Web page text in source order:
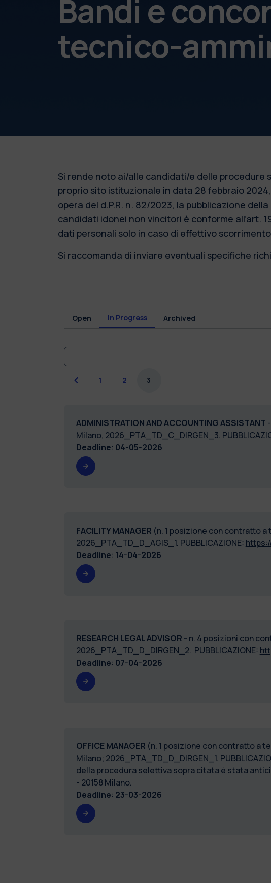
Bandi e
tecnico-
Si rende noto ai/alle candidati/e delle procedure
proprio sito istituzionale in data 28 febbraio
opera del d.P.R. n. 82/2023, la pubblicazione
candidati idonei non vincitori è conforme all’art.
dati personali solo in caso di effettivo
Si raccomanda di inviare eventuali specifiche
Open In Progress Archived
Previous
1 2 3
ADMINISTRATION AND ACCOUNTING ASSISTANT
Milano, 2026_PTA_TD_C_DIRGEN_3.
Deadline: 04-05-2026
FACILITY MANAGER (n. 1 posizione con contratto
2026_PTA_TD_D_AGIS_1. PUBBLICAZIONE:
Deadline: 14-04-2026
RESEARCH LEGAL ADVISOR - n. 4 posizioni con
2026_PTA_TD_D_DIRGEN_2. PUBBLICAZIONE:
Deadline: 07-04-2026
OFFICE MANAGER (n. 1 posizione con contratto a
Milano; 2026_PTA_TD_D_DIRGEN_1.
della procedura selettiva sopra citata è stata
- 20158 Milano.
Deadline: 23-03-2026